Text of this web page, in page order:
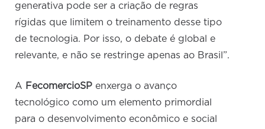
generativa pode ser a criação de regras
rígidas que limitem o treinamento desse tipo
de tecnologia. Por isso, o debate é global e
relevante, e não se restringe apenas ao Brasil”.
A FecomercioSP enxerga o avanço
tecnológico como um elemento primordial
para o desenvolvimento econômico e social